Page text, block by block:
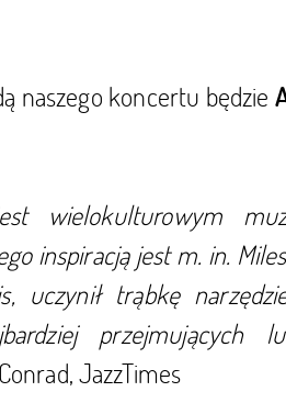
naszego koncertu będzie
wielokulturowym
inspiracją jest m. in.
uczynił trąbkę
przejmujących
JazzTimes